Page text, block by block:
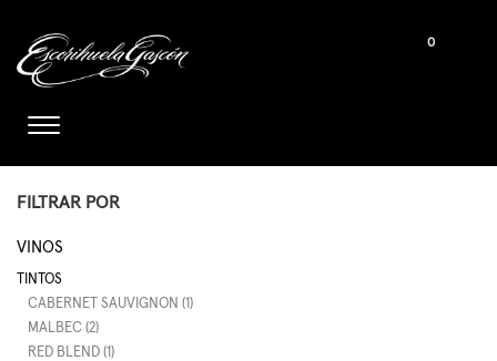
0
FILTRAR POR
VINOS
TINTOS
CABERNET SAUVIGNON (1)
MALBEC (2)
RED BLEND (1)